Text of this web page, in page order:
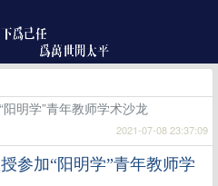
明学”青年教师学术沙龙
2021-07-08 23:37:09
参加“阳明学”青年教师学